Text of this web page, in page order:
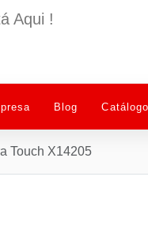
Aqui !
Blog
Touch X14205